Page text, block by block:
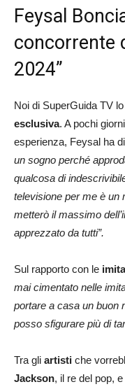
Feysal
concorrente
2024”
Noi di SuperGuida TV
esclusiva. A pochi
esperienza, Feysal ha
un sogno perché
qualcosa di
televisione per me è un
metterò il massimo
apprezzato da tutti”.
Sul rapporto con le
mai cimentato nelle
portare a casa un buon
posso sfigurare più di
Tra gli artisti che
Jackson, il re del pop, e